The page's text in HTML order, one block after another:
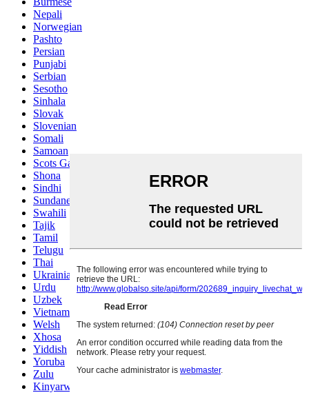
Nepali
Norwegian
Pashto
Persian
Punjabi
Serbian
Sesotho
Sinhala
Slovak
Slovenian
Somali
Samoan
Scots Gaelic
Shona
Sindhi
Sundanese
Swahili
Tajik
Tamil
Telugu
Thai
Ukrainian
Urdu
Uzbek
Vietnamese
Welsh
Xhosa
Yiddish
Yoruba
Zulu
Kinyarwanda